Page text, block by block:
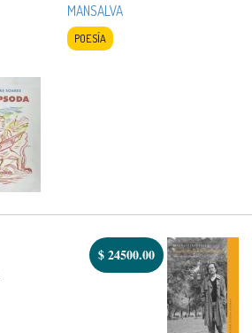
MANSALVA
POESÍA
$24500.00